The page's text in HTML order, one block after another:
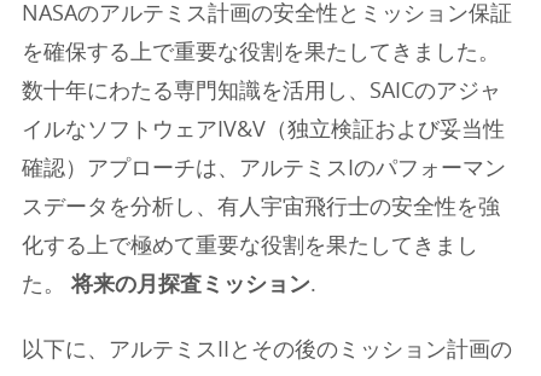
NASAのアルテミス計画の安全性とミッション保証
を確保する上で重要な役割を果たしてきました。
数十年にわたる専門知識を活用し、SAICのアジャ
イルなソフトウェアIV&V（独立検証および妥当性
確認）アプローチは、アルテミスIのパフォーマン
スデータを分析し、有人宇宙飛行士の安全性を強
化する上で極めて重要な役割を果たしてきまし
た。 将来の月探査ミッション.
以下に、アルテミスIIとその後のミッション計画の